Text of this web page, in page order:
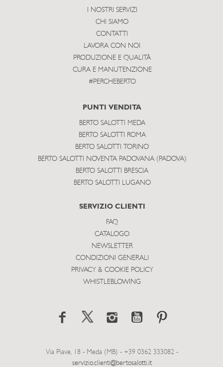
I NOSTRI SERVIZI
CHI SIAMO
CONTATTI
LAVORA CON NOI
PRODUZIONE E QUALITÀ
CURA E MANUTENZIONE
#PERCHEBERTO
PUNTI VENDITA
BERTO SALOTTI MEDA
BERTO SALOTTI ROMA
BERTO SALOTTI TORINO
BERTO SALOTTI NOVENTA PADOVANA (PADOVA)
BERTO SALOTTI BRESCIA
BERTO SALOTTI LUGANO
SERVIZIO CLIENTI
FAQ
CATALOGO
NEWSLETTER
CONDIZIONI GENERALI
PRIVACY & COOKIE POLICY
WHISTLEBLOWING
Via Piave, 18 - Meda (MB) - +39 0362 333082 -
servizio.clienti@bertosalotti.it